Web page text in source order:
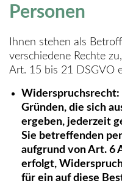
Personen
Ihnen stehen als
verschiedene Rechte
Art. 15 bis 21 DSGVO
Widerspruchsrecht:
Gründen, die sich
ergeben, jederzeit
Sie betreffenden
aufgrund von Art. 6
erfolgt,
für ein auf diese